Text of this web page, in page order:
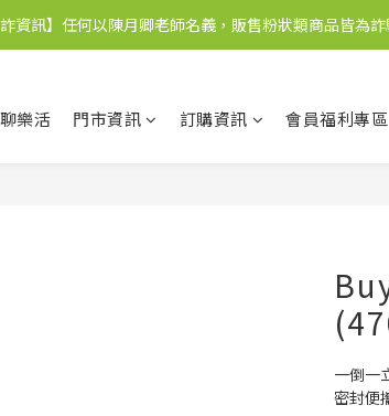
資訊】任何以陳月卿老師名義，販售粉狀類商品皆為詐
樂活 門市資訊 訂購資訊 會員福利專區
一倒一
密封便